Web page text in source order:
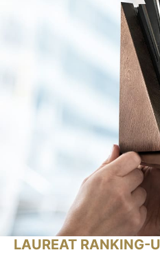
LAUREAT RANKING-